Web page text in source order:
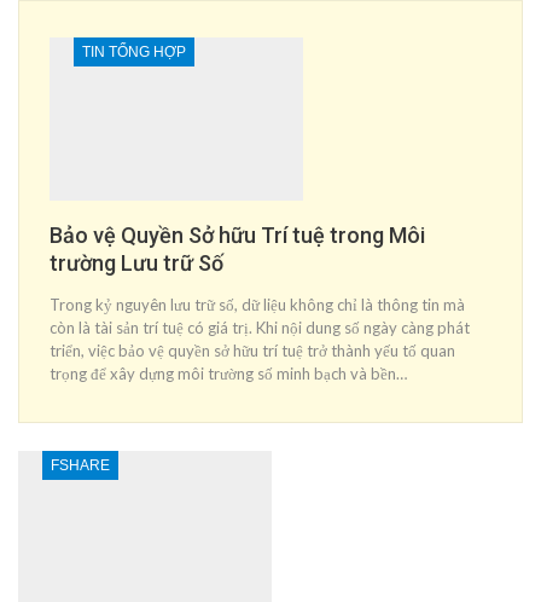
TIN TỔNG HỢP
Bảo vệ Quyền Sở hữu Trí tuệ trong Môi
trường Lưu trữ Số
Trong kỷ nguyên lưu trữ số, dữ liệu không chỉ là thông tin mà
còn là tài sản trí tuệ có giá trị. Khi nội dung số ngày càng phát
triển, việc bảo vệ quyền sở hữu trí tuệ trở thành yếu tố quan
trọng để xây dựng môi trường số minh bạch và bền…
FSHARE